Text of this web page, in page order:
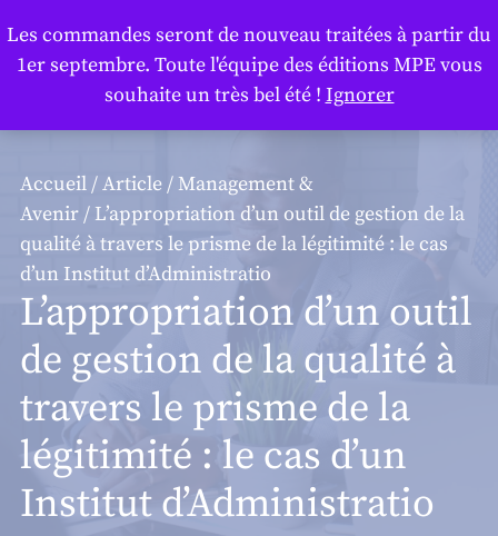
Accueil/Article/ Management &
Avenir/ L’appropriation d’un outil de gestion de la
qualité à travers le prisme de la légitimité : le cas
d’un Institut d’Administratio
L’appropriation d’un outil
de gestion de la qualité à
travers le prisme de la
légitimité : le cas d’un
Institut d’Administratio
Les commandes seront de nouveau traitées à partir du
1er septembre. Toute l'équipe des éditions MPE vous
souhaite un très bel été ! Ignorer